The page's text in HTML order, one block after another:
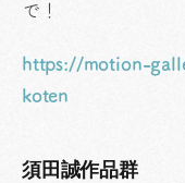
で！
https://motion-
koten
須田誠作品群